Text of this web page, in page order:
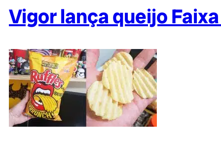
Vigor lança queijo